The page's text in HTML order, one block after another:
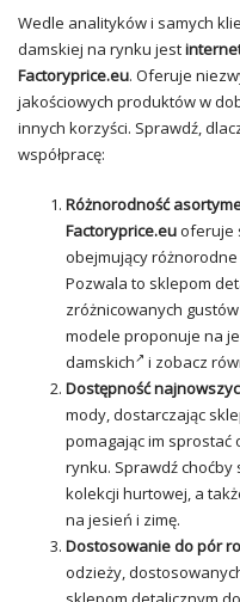
Wedle analityków i samych
damskiej na rynku jest
Factoryprice.eu. Oferuje
jakościowych produktów w
innych korzyści. Sprawdź,
współpracę:
Różnorodność
Factoryprice.euoferuje
obejmujący
Pozwala to sklepom
zróżnicowanych
modele proponuje na
damskich
i zobacz
Dostępność
mody, dostarczając
pomagając im sprostać
rynku. Sprawdź choćby
kolekcji hurtowej, a
na jesień i zimę.
Dostosowanie do pór
odzieży,